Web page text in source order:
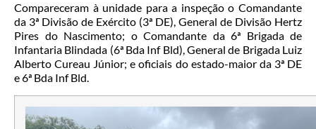
Compareceram à unidade para a inspeção o Comandante
da 3ª Divisão de Exército (3ª DE), General de Divisão Hertz
Pires do Nascimento; o Comandante da 6ª Brigada de
Infantaria Blindada (6ª Bda Inf Bld), General de Brigada Luiz
Alberto Cureau Júnior; e oficiais do estado-maior da 3ª DE
e 6ª Bda Inf Bld.